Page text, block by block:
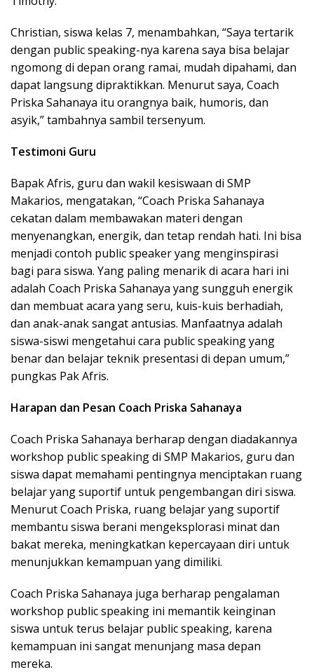
Christian, siswa kelas 7, menambahkan, “Saya tertarik
dengan public speaking-nya karena saya bisa belajar
ngomong di depan orang ramai, mudah dipahami, dan
dapat langsung dipraktikkan. Menurut saya, Coach
Priska Sahanaya itu orangnya baik, humoris, dan
asyik,” tambahnya sambil tersenyum.
Testimoni Guru
Bapak Afris, guru dan wakil kesiswaan di SMP
Makarios, mengatakan, “Coach Priska Sahanaya
cekatan dalam membawakan materi dengan
menyenangkan, energik, dan tetap rendah hati. Ini bisa
menjadi contoh public speaker yang menginspirasi
bagi para siswa. Yang paling menarik di acara hari ini
adalah Coach Priska Sahanaya yang sungguh energik
dan membuat acara yang seru, kuis-kuis berhadiah,
dan anak-anak sangat antusias. Manfaatnya adalah
siswa-siswi mengetahui cara public speaking yang
benar dan belajar teknik presentasi di depan umum,”
pungkas Pak Afris.
Harapan dan Pesan Coach Priska Sahanaya
Coach Priska Sahanaya berharap dengan diadakannya
workshop public speaking di SMP Makarios, guru dan
siswa dapat memahami pentingnya menciptakan ruang
belajar yang suportif untuk pengembangan diri siswa.
Menurut Coach Priska, ruang belajar yang suportif
membantu siswa berani mengeksplorasi minat dan
bakat mereka, meningkatkan kepercayaan diri untuk
menunjukkan kemampuan yang dimiliki.
Coach Priska Sahanaya juga berharap pengalaman
workshop public speaking ini memantik keinginan
siswa untuk terus belajar public speaking, karena
kemampuan ini sangat menunjang masa depan
mereka.